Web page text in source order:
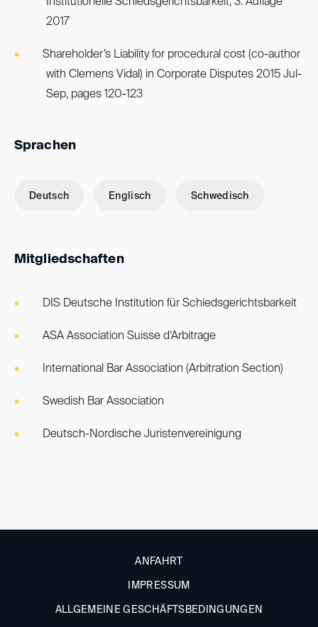
2017
Shareholder’s Liability for procedural cost (co-author
with Clemens Vidal) in Corporate Disputes 2015 Jul-
Sep, pages 120-123
Sprachen
Deutsch Englisch Schwedisch
Mitgliedschaften
DIS Deutsche Institution für Schiedsgerichtsbarkeit
ASA Association Suisse d‘Arbitrage
International Bar Association (Arbitration Section)
Swedish Bar Association
Deutsch-Nordische Juristenvereinigung
ANFAHRT
IMPRESSUM
ALLGEMEINE GESCHÄFTSBEDINGUNGEN